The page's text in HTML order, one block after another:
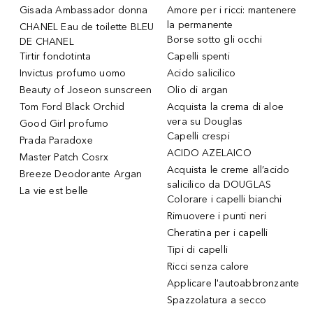
Gisada Ambassador donna
CHANEL Eau de toilette BLEU
DE CHANEL
Tirtir fondotinta
Invictus profumo uomo
Beauty of Joseon sunscreen
Tom Ford Black Orchid
Good Girl profumo
Prada Paradoxe
Master Patch Cosrx
Breeze Deodorante Argan
La vie est belle
Amore per i ricci: mantenere
la permanente
Borse sotto gli occhi
Capelli spenti
Acido salicilico
Olio di argan
Acquista la crema di aloe
vera su Douglas
Capelli crespi
ACIDO AZELAICO
Acquista le creme all’acido
salicilico da DOUGLAS
Colorare i capelli bianchi
Rimuovere i punti neri
Cheratina per i capelli
Tipi di capelli
Ricci senza calore
Applicare l'autoabbronzante
Spazzolatura a secco